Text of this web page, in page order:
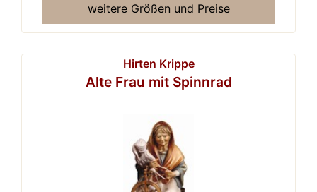
weitere Größen und Preise
Hirten Krippe
Alte Frau mit Spinnrad